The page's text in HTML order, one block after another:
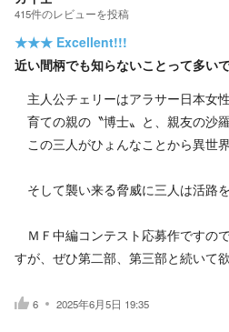
415件のレビューを投稿
★★★ Excellent!!!
近い間柄でも知らないことって多い
主人公チェリーはアラサー日本女性
育ての親の〝博士〟と、親友の沙羅
この三人がひょんなことから異世
そして襲い来る脅威に三人は活路
ＭＦ中編コンテスト応募作ですの
すが、ぜひ第二部、第三部と続いて
6 2025年6月5日 19:35